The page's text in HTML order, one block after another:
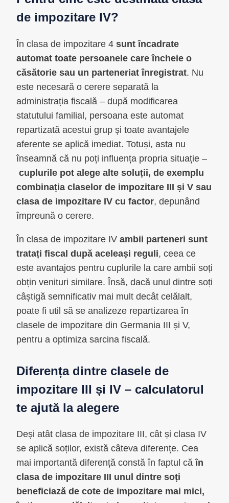
de impozitare IV?
În clasa de impozitare 4 sunt încadrate
automat toate persoanele care încheie o
căsătorie sau un parteneriat înregistrat. Nu
este necesară o cerere separată la
administrația fiscală – după modificarea
statutului familial, persoana este automat
repartizată acestui grup și toate avantajele
aferente se aplică imediat. Totuși, asta nu
înseamnă că nu poți influența propria situație –
cuplurile pot alege alte soluții, de exemplu
combinația claselor de impozitare III și V sau
clasa de impozitare IV cu factor, depunând
împreună o cerere.
În clasa de impozitare IV ambii parteneri sunt
tratați fiscal după aceleași reguli, ceea ce
este avantajos pentru cuplurile la care ambii soți
obțin venituri similare. Însă, dacă unul dintre soți
câștigă semnificativ mai mult decât celălalt,
poate fi util să se analizeze repartizarea în
clasele de impozitare din Germania III și V,
pentru a optimiza sarcina fiscală.
Diferența dintre clasele de
impozitare III și IV – calculatorul
te ajută la alegere
Deși atât clasa de impozitare III, cât și clasa IV
se aplică soților, există câteva diferențe. Cea
mai importantă diferență constă în faptul căîn
clasa de impozitare III unul dintre soți
beneficiază de cote de impozitare mai mici,